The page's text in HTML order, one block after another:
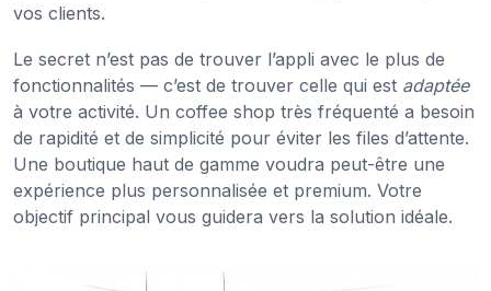
vos clients.
Le secret n’est pas de trouver l’appli avec le plus de
fonctionnalités — c’est de trouver celle qui est adaptée
à votre activité. Un coffee shop très fréquenté a besoin
de rapidité et de simplicité pour éviter les files d’attente.
Une boutique haut de gamme voudra peut-être une
expérience plus personnalisée et premium. Votre
objectif principal vous guidera vers la solution idéale.